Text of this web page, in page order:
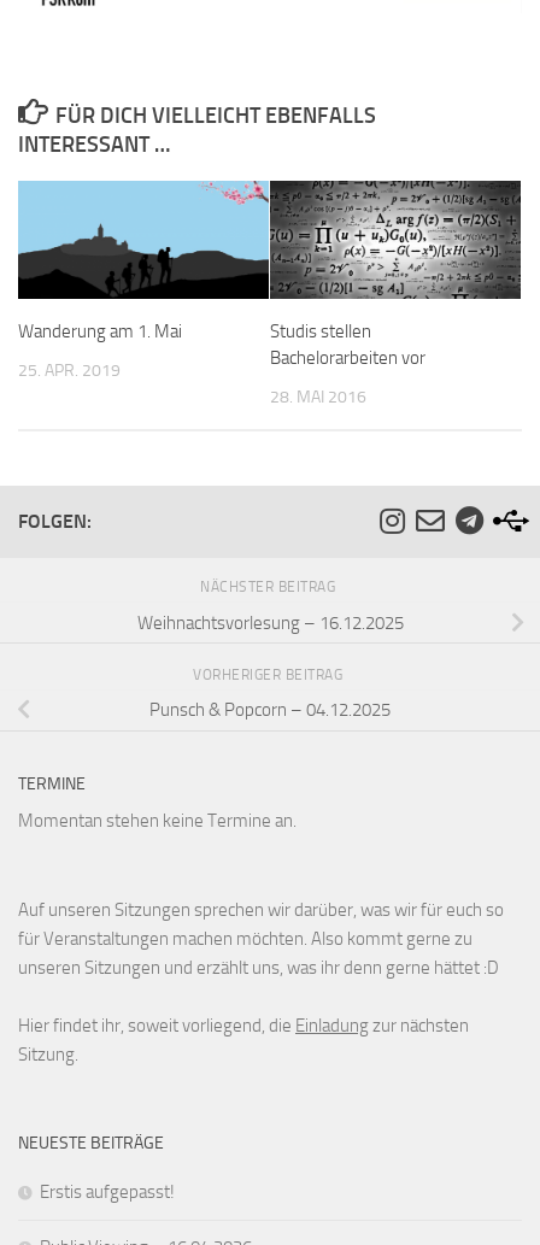
FÜR DICH VIELLEICHT EBENFALLS
INTERESSANT …
Wanderung am 1. Mai
25. APR. 2019
Studis stellen
Bachelorarbeiten vor
28. MAI 2016
FOLGEN:
NÄCHSTER BEITRAG
Weihnachtsvorlesung – 16.12.2025
VORHERIGER BEITRAG
Punsch & Popcorn – 04.12.2025
TERMINE
Momentan stehen keine Termine an.
Auf unseren Sitzungen sprechen wir darüber, was wir für euch so
für Veranstaltungen machen möchten. Also kommt gerne zu
unseren Sitzungen und erzählt uns, was ihr denn gerne hättet :D
Hier findet ihr, soweit vorliegend, die Einladungzur nächsten
Sitzung.
NEUESTE BEITRÄGE
Erstis aufgepasst!